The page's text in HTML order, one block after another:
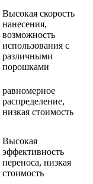
Высокая скорость
нанесения,
возможность
использования с
различными
порошками
равномерное
распределение,
низкая стоимость
Высокая
эффективность
переноса, низкая
стоимость